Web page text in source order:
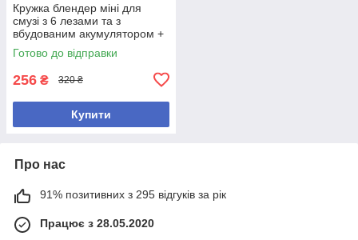
Кружка блендер міні для
смузі з 6 лезами та з
вбудованим акумулятором +
USB Об'єм 380 мл зелена
Готово до відправки
256 ₴ 320 ₴
Купити
Про нас
91% позитивних з 295 відгуків за рік
Працює з 28.05.2020